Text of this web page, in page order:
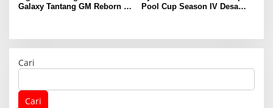
Galaxy Tantang GM Reborn di
Pool Cup Season IV Desa
Cari
Cari